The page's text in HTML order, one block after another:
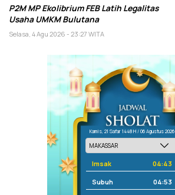
P2M MP Ekolibrium FEB Latih Legalitas
Usaha UMKM Bulutana
Selasa, 4 Agu 2026 - 23:27 WITA
Kamis, 21 Safar 1448 H / 06 Agustus 2026
Imsak 04:43
Subuh 04:53